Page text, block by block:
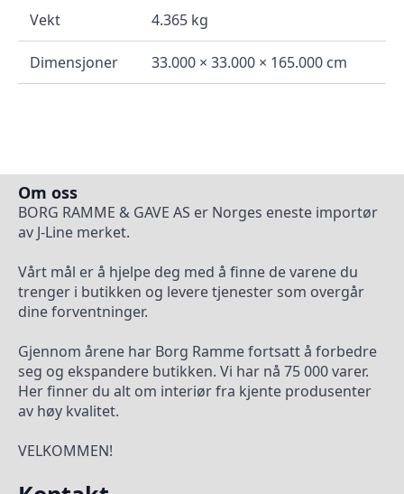
Vekt 4.365 kg
Dimensjoner 33.000 × 33.000 × 165.000 cm
Om oss
BORG RAMME & GAVE AS er Norges eneste importør
av J-Line merket.
Vårt mål er å hjelpe deg med å finne de varene du
trenger i butikken og levere tjenester som overgår
dine forventninger.
Gjennom årene har Borg Ramme fortsatt å forbedre
seg og ekspandere butikken. Vi har nå 75 000 varer.
Her finner du alt om interiør fra kjente produsenter
av høy kvalitet.
VELKOMMEN!